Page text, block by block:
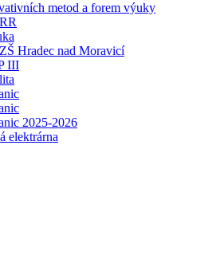
metod a forem výuky
Hradec nad Moravicí
III
2025-2026
elektrárna